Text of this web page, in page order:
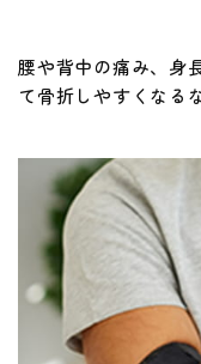
腰や背中の痛み、身
て骨折しやすくなる